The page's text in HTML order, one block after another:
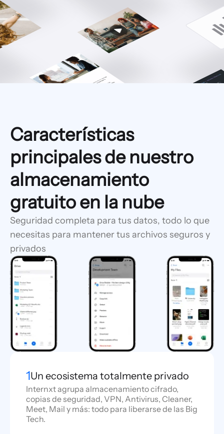
Características
principales de nuestro
almacenamiento
gratuito en la nube
Seguridad completa para tus datos, todo lo que
necesitas para mantener tus archivos seguros y
privados
1Un ecosistema totalmente privado
Internxt agrupa almacenamiento cifrado,
copias de seguridad, VPN, Antivirus, Cleaner,
Meet, Mail y más: todo para liberarse de las Big
Tech.